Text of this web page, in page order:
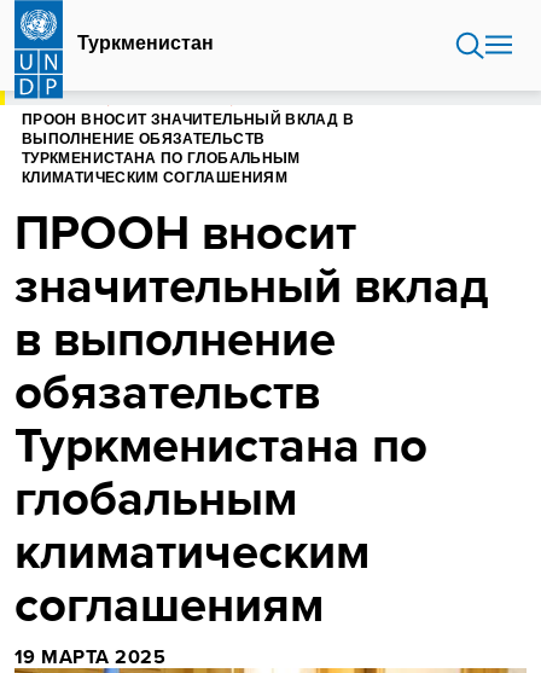
Перейти
основному
содержанию
Туркменистан
ГЛАВНАЯ
ПРООН ВНОСИТ ЗНАЧИТЕЛЬНЫЙ ВКЛАД В
ВЫПОЛНЕНИЕ ОБЯЗАТЕЛЬСТВ
ТУРКМЕНИСТАНА ПО ГЛОБАЛЬНЫМ
КЛИМАТИЧЕСКИМ СОГЛАШЕНИЯМ
ПРООН вносит
значительный вклад
в выполнение
обязательств
Туркменистана по
глобальным
климатическим
соглашениям
19 МАРТА 2025